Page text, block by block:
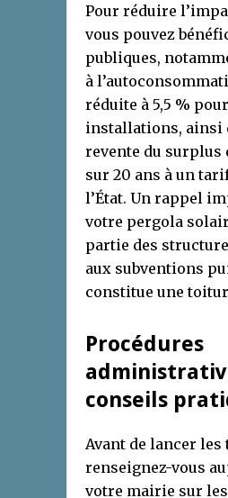
Pour réduire
vous pouvez
publiques,
à
réduite à 5,5 %
installations, ainsi
revente du surplus
sur 20 ans à un
l’État. Un rappel
votre pergola
partie des
aux subventions
constitue une
Procédures
conseils
Avant de lancer les
renseignez-vous
votre mairie sur